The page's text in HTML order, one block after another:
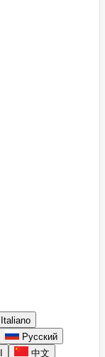
Italiano
Русский
中文